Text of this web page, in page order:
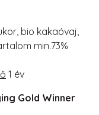
bio kakaóvaj,
min.73%
1 év
Gold Winner